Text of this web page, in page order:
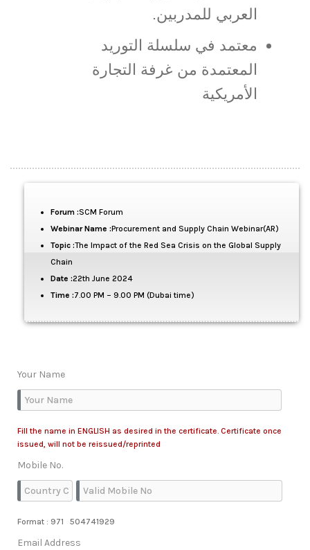
العربي للمدربين.
معتمد في سلسلة التوريد
المعتمدة من غرفة التجارة
الأمريكية
Forum :SCM Forum
Webinar Name :Procurement and Supply Chain Webinar(AR)
Topic :The Impact of the Red Sea Crisis on the Global Supply
Chain
Date :22th June 2024
Time :7.00 PM – 9.00 PM (Dubai time)
Your Name
Fill the name in ENGLISH as desired in the certificate. Certificate once
issued, will not be reissued/reprinted
Mobile No.
Format : 971 504741929
Email Address